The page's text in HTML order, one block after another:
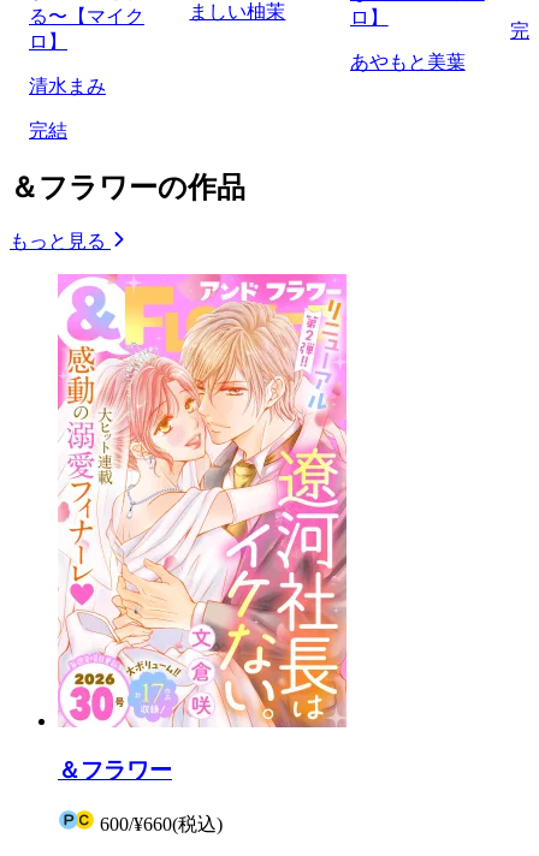
る〜【マイク
ロ】
清水まみ
完結
ましい柚茉
ロ】
あやもと美葉
完
＆フラワーの作品
もっと見る
＆フラワー
600/¥660(税込)